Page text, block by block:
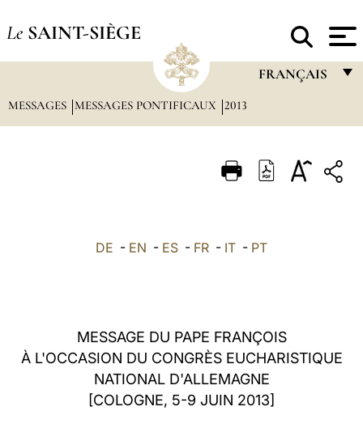
Le SAINT-SIÈGE
FRANÇAIS
ITALIANO
中文
LATINE
MESSAGES MESSAGES PONTIFICAUX 2013
DE - EN - ES - FR - IT - PT
MESSAGE DU PAPE FRANÇOIS
À L'OCCASION DU CONGRÈS EUCHARISTIQUE
NATIONAL D'ALLEMAGNE
[COLOGNE, 5-9 JUIN 2013]